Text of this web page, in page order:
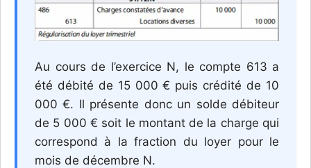
Au cours de l’exercice N, le compte 613 a
été débité de 15 000 € puis crédité de 10
000 €. Il présente donc un solde débiteur
de 5 000 € soit le montant de la charge qui
correspond à la fraction du loyer pour le
mois de décembre N.